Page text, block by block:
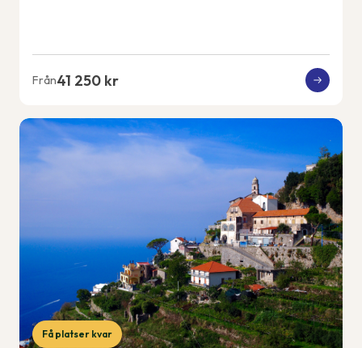
Från41 250 kr
Få platser kvar